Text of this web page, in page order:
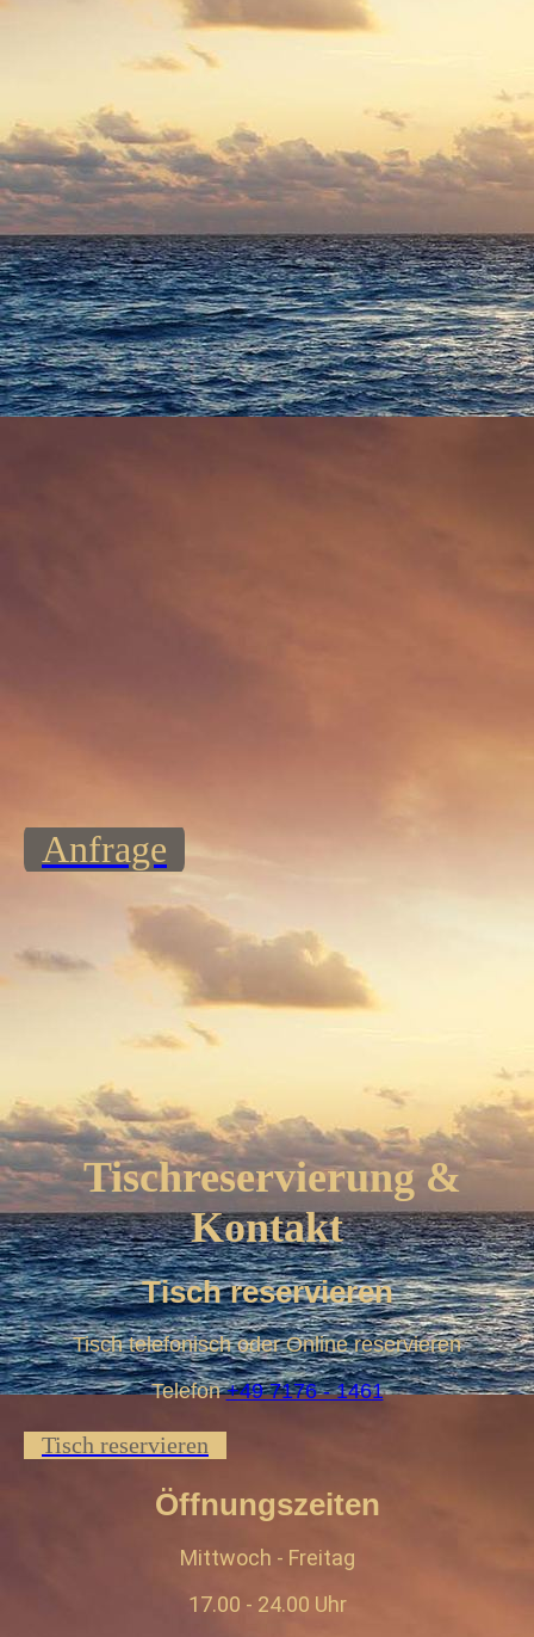
Fingerfood Desert
Anfrage
Tischreservierung &
Kontakt
Tisch reservieren
Tisch telefonisch oder Online reservieren
Telefon+49 7176 - 1461
Tisch reservieren
Öffnungszeiten
Mittwoch - Freitag
17.00 - 24.00 Uhr